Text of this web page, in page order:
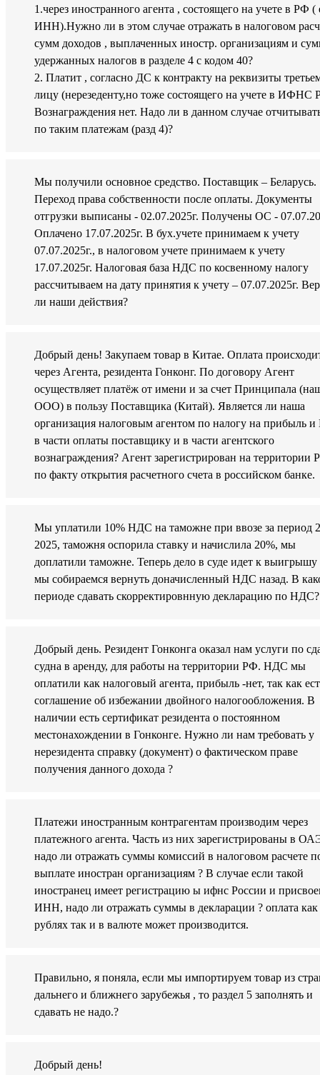
1.через иностранного агента , состоящего на учете в РФ (
ИНН).Нужно ли в этом случае отражать в налоговом
сумм доходов , выплаченных иностр. организациям и
удержанных налогов в разделе 4 с кодом 40?
2. Платит , согласно ДС к контракту на реквизиты
лицу (нерезеденту,но тоже состоящего на учете в ИФНС
Вознаграждения нет. Надо ли в данном случае
по таким платежам (разд 4)?
Мы получили основное средство. Поставщик – Беларусь.
Переход права собственности после оплаты. Документы
отгрузки выписаны - 02.07.2025г. Получены ОС -
Оплачено 17.07.2025г. В бух.учете принимаем к учету
07.07.2025г., в налоговом учете принимаем к учету
17.07.2025г. Налоговая база НДС по косвенному налогу
рассчитываем на дату принятия к учету – 07.07.2025г.
ли наши действия?
Добрый день! Закупаем товар в Китае. Оплата
через Агента, резидента Гонконг. По договору Агент
осуществляет платёж от имени и за счет Принципала
ООО) в пользу Поставщика (Китай). Является ли наша
организация налоговым агентом по налогу на прибыль
в части оплаты поставщику и в части агентского
вознаграждения? Агент зарегистрирован на территории
по факту открытия расчетного счета в российском банке.
Мы уплатили 10% НДС на таможне при ввозе за период
2025, таможня оспорила ставку и начислила 20%, мы
доплатили таможне. Теперь дело в суде идет к выигрышу
мы собираемся вернуть доначисленный НДС назад. В
периоде сдавать скорректировнную декларацию по НДС?
Добрый день. Резидент Гонконга оказал нам услуги по
судна в аренду, для работы на территории РФ. НДС мы
оплатили как налоговый агента, прибыль -нет, так как
соглашение об избежании двойного налогообложения. В
наличии есть сертификат резидента о постоянном
местонахождении в Гонконге. Нужно ли нам требовать у
нерезидента справку (документ) о фактическом праве
получения данного дохода ?
Платежи иностранным контрагентам производим через
платежного агента. Часть из них зарегистрированы в
надо ли отражать суммы комиссий в налоговом расчете
выплате иностран организациям ? В случае если такой
иностранец имеет регистрацию ы ифнс России и
ИНН, надо ли отражать суммы в декларации ? оплата как
рублях так и в валюте может производится.
Правильно, я поняла, если мы импортируем товар из
дальнего и ближнего зарубежья , то раздел 5 заполнять и
сдавать не надо.?
Добрый день!